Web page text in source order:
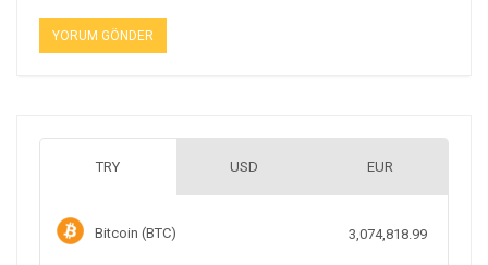
TRY USD EUR
Bitcoin (BTC) 3,074,818.99